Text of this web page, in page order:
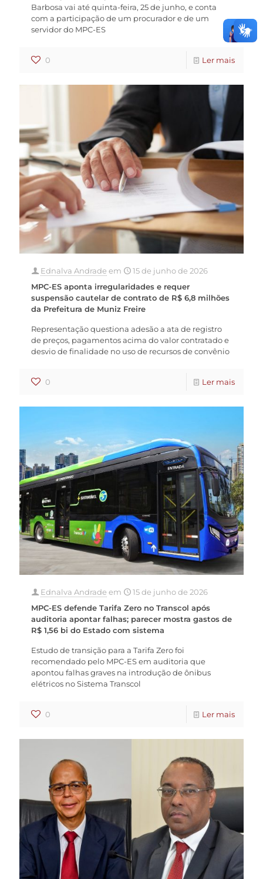
Barbosa vai até quinta-feira, 25 de junho, e conta
com a participação de um procurador e de um
servidor do MPC-ES
0 Ler mais
Ednalva Andrade em
15 de junho de 2026
MPC-ES aponta irregularidades e requer
suspensão cautelar de contrato de R$ 6,8 milhões
da Prefeitura de Muniz Freire
Representação questiona adesão a ata de registro
de preços, pagamentos acima do valor contratado e
desvio de finalidade no uso de recursos de convênio
0 Ler mais
Ednalva Andrade em
15 de junho de 2026
MPC-ES defende Tarifa Zero no Transcol após
auditoria apontar falhas; parecer mostra gastos de
R$ 1,56 bi do Estado com sistema
Estudo de transição para a Tarifa Zero foi
recomendado pelo MPC-ES em auditoria que
apontou falhas graves na introdução de ônibus
elétricos no Sistema Transcol
0 Ler mais